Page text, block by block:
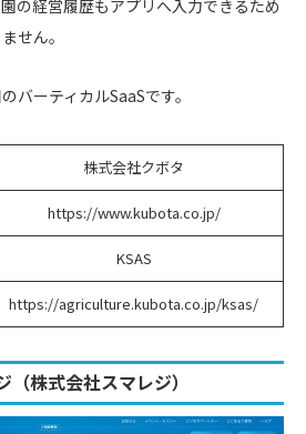
の経営履歴もアプリへ入力できるため
せん。
バーティカルSaaSです。
株式会社クボタ
https://www.kubota.co.jp/
KSAS
https://agriculture.kubota.co.jp/ksas/
株式会社スマレジ）